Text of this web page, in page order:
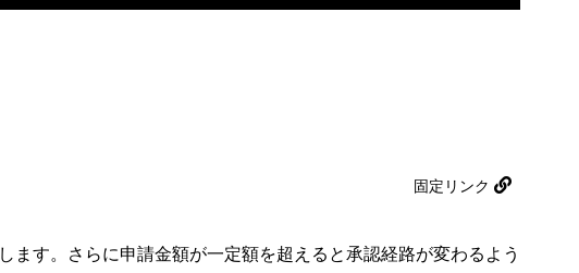
固定リンク
す。さらに申請金額が一定額を超えると承認経路が変わるよう